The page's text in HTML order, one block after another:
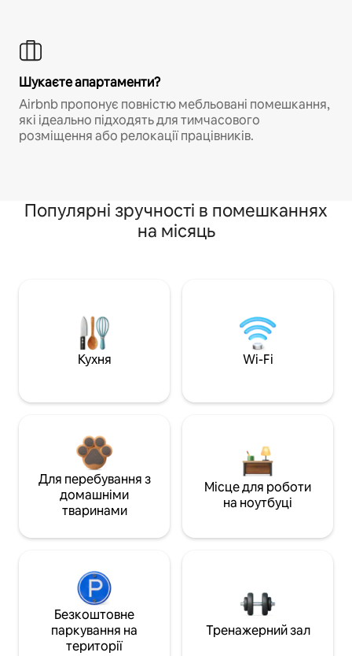
Шукаєте апартаменти?
Airbnb пропонує повністю мебльовані помешкання,
які ідеально підходять для тимчасового
розміщення або релокації працівників.
Популярні зручності в помешканнях
на місяць
Кухня Wi-Fi
Для перебування з
домашніми
тваринами
Місце для роботи
на ноутбуці
Безкоштовне
паркування на
території
Тренажерний зал